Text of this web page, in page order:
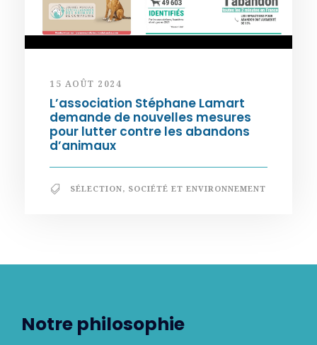
15 AOÛT 2024
L’association Stéphane Lamart
demande de nouvelles mesures
pour lutter contre les abandons
d’animaux
SÉLECTION, SOCIÉTÉ ET ENVIRONNEMENT
Notre philosophie